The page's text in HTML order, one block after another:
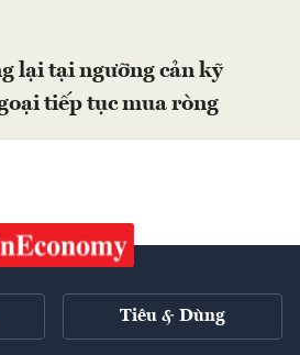
lại tại ngưỡng cản kỹ
tiếp tục mua ròng
Tiêu & Dùng